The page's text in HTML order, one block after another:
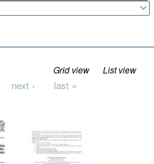
Grid view List view
next › last »